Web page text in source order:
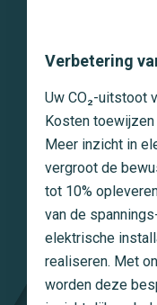
Verbetering
Uw CO₂-uitstoot
Kosten
Meer inzicht in
vergroot de
tot 10%
van de
elektrische
realiseren. Met
worden deze